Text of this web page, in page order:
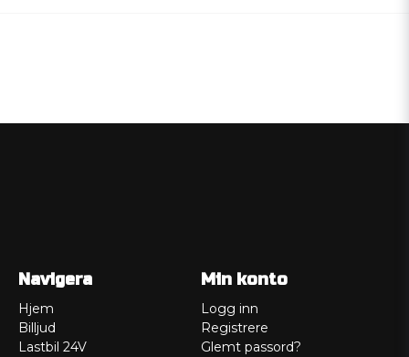
Navigera
Hjem
Billjud
Lastbil 24V
Min konto
Logg inn
Registrere
Glemt passord?